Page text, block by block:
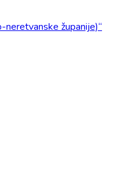
neretvanske županije)“